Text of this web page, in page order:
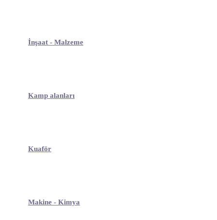
İnşaat - Malzeme
Kamp alanları
Kuaför
Makine - Kimya